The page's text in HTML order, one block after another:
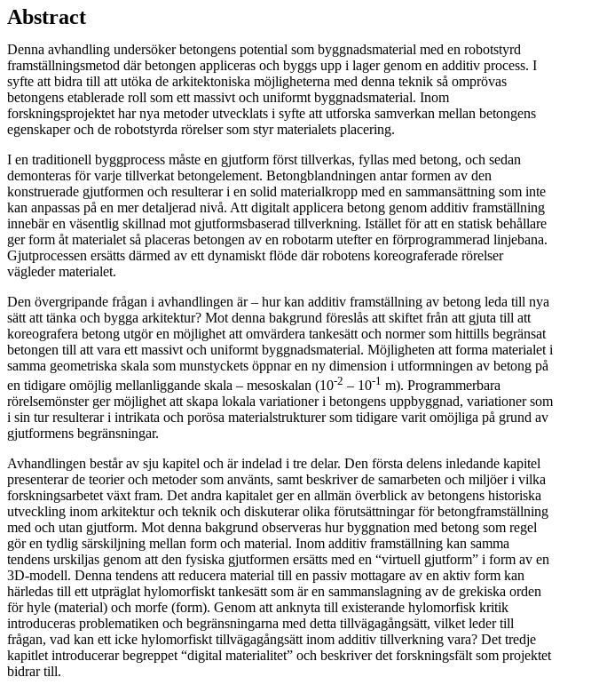
Abstract
Denna avhandling undersöker betongens potential som byggnadsmaterial med en robotstyrd
framställningsmetod där betongen appliceras och byggs upp i lager genom en additiv process. I
syfte att bidra till att utöka de arkitektoniska möjligheterna med denna teknik så omprövas
betongens etablerade roll som ett massivt och uniformt byggnadsmaterial. Inom
forskningsprojektet har nya metoder utvecklats i syfte att utforska samverkan mellan betongens
egenskaper och de robotstyrda rörelser som styr materialets placering.
I en traditionell byggprocess måste en gjutform först tillverkas, fyllas med betong, och sedan
demonteras för varje tillverkat betongelement. Betongblandningen antar formen av den
konstruerade gjutformen och resulterar i en solid materialkropp med en sammansättning som inte
kan anpassas på en mer detaljerad nivå. Att digitalt applicera betong genom additiv framställning
innebär en väsentlig skillnad mot gjutformsbaserad tillverkning. Istället för att en statisk behållare
ger form åt materialet så placeras betongen av en robotarm utefter en förprogrammerad linjebana.
Gjutprocessen ersätts därmed av ett dynamiskt flöde där robotens koreograferade rörelser
vägleder materialet.
Den övergripande frågan i avhandlingen är – hur kan additiv framställning av betong leda till nya
sätt att tänka och bygga arkitektur? Mot denna bakgrund föreslås att skiftet från att gjuta till att
koreografera betong utgör en möjlighet att omvärdera tankesätt och normer som hittills begränsat
betongen till att vara ett massivt och uniformt byggnadsmaterial. Möjligheten att forma materialet i
samma geometriska skala som munstyckets öppnar en ny dimension i utformningen av betong på
en tidigare omöjlig mellanliggande skala – mesoskalan (10-2 – 10-1 m). Programmerbara
rörelsemönster ger möjlighet att skapa lokala variationer i betongens uppbyggnad, variationer som
i sin tur resulterar i intrikata och porösa materialstrukturer som tidigare varit omöjliga på grund av
gjutformens begränsningar.
Avhandlingen består av sju kapitel och är indelad i tre delar. Den första delens inledande kapitel
presenterar de teorier och metoder som använts, samt beskriver de samarbeten och miljöer i vilka
forskningsarbetet växt fram. Det andra kapitalet ger en allmän överblick av betongens historiska
utveckling inom arkitektur och teknik och diskuterar olika förutsättningar för betongframställning
med och utan gjutform. Mot denna bakgrund observeras hur byggnation med betong som regel
gör en tydlig särskiljning mellan form och material. Inom additiv framställning kan samma
tendens urskiljas genom att den fysiska gjutformen ersätts med en “virtuell gjutform” i form av en
3D-modell. Denna tendens att reducera material till en passiv mottagare av en aktiv form kan
härledas till ett utpräglat hylomorfiskt tankesätt som är en sammanslagning av de grekiska orden
för hyle (material) och morfe (form). Genom att anknyta till existerande hylomorfisk kritik
introduceras problematiken och begränsningarna med detta tillvägagångsätt, vilket leder till
frågan, vad kan ett icke hylomorfiskt tillvägagångsätt inom additiv tillverkning vara? Det tredje
kapitlet introducerar begreppet “digital materialitet” och beskriver det forskningsfält som projektet
bidrar till.